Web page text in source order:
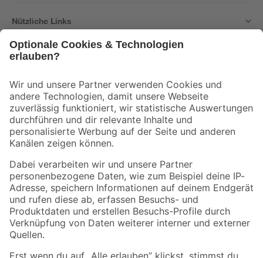
Nützliche Links
Der toom Newsletter: Keine Angebote und Aktionen mehr verpassen!
Zur Newsletter Anmeldung
Folge uns
Zahlungsarten Versandarten
Sicher einkaufen